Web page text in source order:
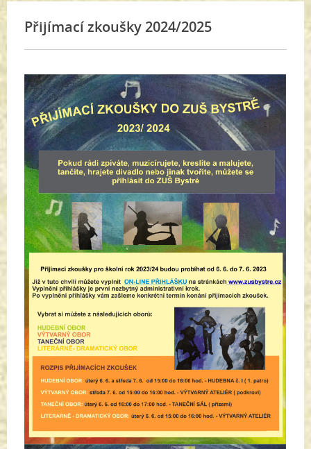
Přijímací zkoušky 2024/2025